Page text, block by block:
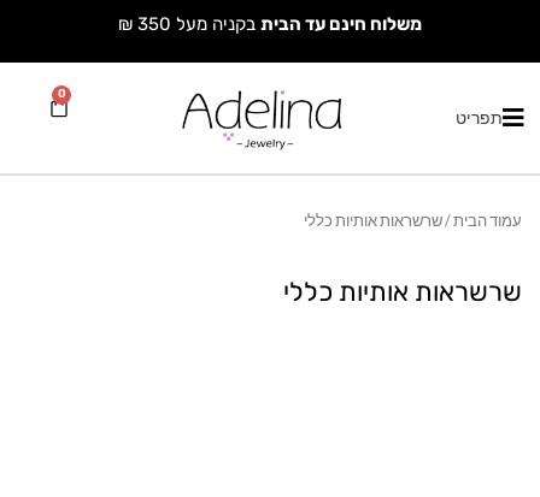
משלוח חינם עד הבית בקניה מעל 350 ₪
תפריט
0
עגלת
עמוד הבית/ שרשראות אותיות כללי
שרשראות אותיות כללי